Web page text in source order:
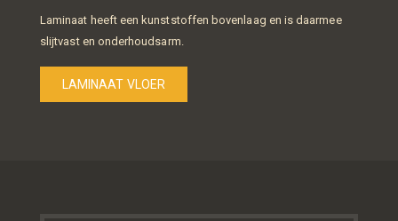
Laminaat heeft een kunststoffen bovenlaag en is daarmee
slijtvast en onderhoudsarm.
LAMINAAT VLOER